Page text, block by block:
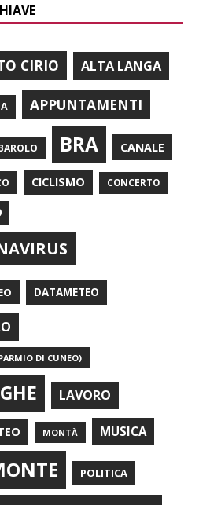
CIRIO ALTA LANGA
APPUNTAMENTI
BRA CANALE
CICLISMO CONCERTO
DATAMETEO
DI CUNEO)
LAVORO
MONTÀ MUSICA
POLITICA